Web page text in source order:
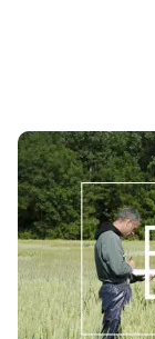
Bulletins de
derniers BSV
Ces bulletins,
des lieux
19 MAI 2026